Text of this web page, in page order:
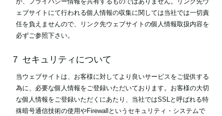
ェブサイトにて行われる個人情報の収集に関しては当社では一切責
任を負えませんので、リンク先ウェブサイトの個人情報取扱内容を
必ずご参照下さい。
７ セキュリティについて
当ウェブサイトは、お客様に対してより良いサービスをご提供する
為に、必要な個人情報をご登録いただいております。お客様の大切
な個人情報をご登録いただくにあたり、当社ではSSLと呼ばれる特
殊暗号通信技術の使用やFirewallというセキュリティ・システムで